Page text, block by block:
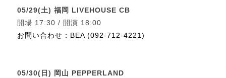
05/29(土) 福岡 LIVEHOUSE CB
開場 17:30 / 開演 18:00
お問い合わせ：BEA (092-712-4221)
05/30(日) 岡山 PEPPERLAND